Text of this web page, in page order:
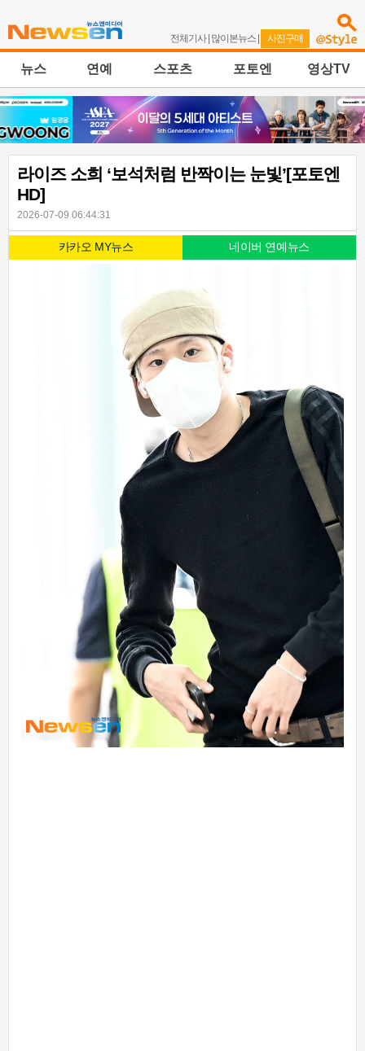
전체기사| 많이본뉴스 | 사진구매
뉴스 연예 스포츠 포토엔 영상TV
라이즈 소희 ‘보석처럼 반짝이는 눈빛’[포토엔
HD]
2026-07-09 06:44:31
카카오 MY뉴스 네이버 연예뉴스